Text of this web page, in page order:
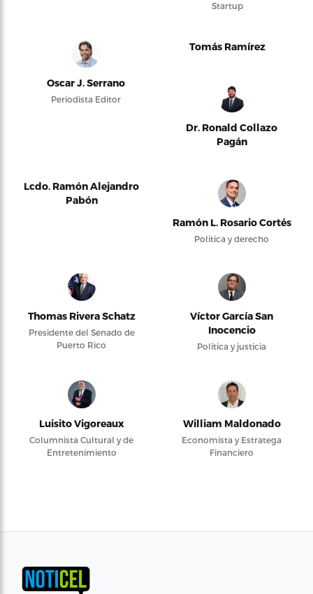
Startup
Oscar J. Serrano
Periodista Editor
Tomás Ramírez
Dr. Ronald Collazo
Pagán
Lcdo. Ramón Alejandro
Pabón
Ramón L. Rosario Cortés
Política y derecho
Thomas Rivera Schatz
Presidente del Senado de
Puerto Rico
Víctor García San
Inocencio
Política y justicia
Luisito Vigoreaux
Columnista Cultural y de
Entretenimiento
William Maldonado
Economista y Estratega
Financiero